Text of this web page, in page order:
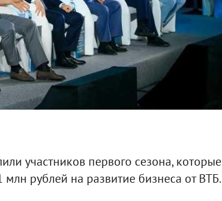
участников первого сезона, которые
рублей на развитие бизнеса от ВТБ.